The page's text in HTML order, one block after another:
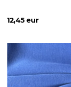
12,45 eur